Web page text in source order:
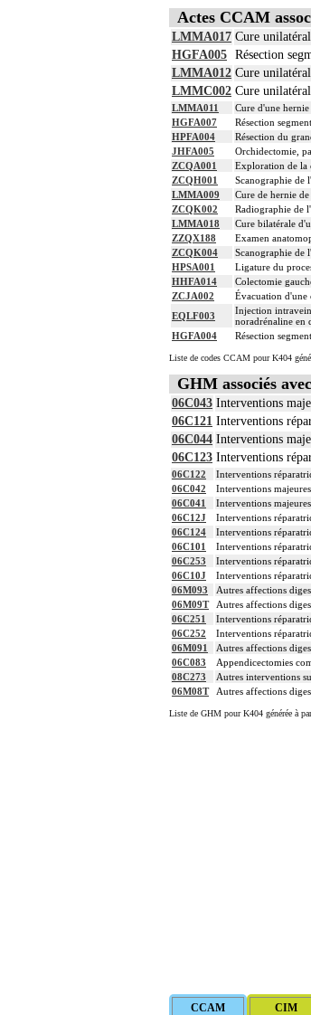
Actes CCAM
LMMA017 Cure
HGFA005 Résection
LMMA012 Cure
LMMC002 Cure
LMMA011
Cure d'une
HGFA007
Résection
HPFA004
Résection du
JHFA005
Orchidectomie,
ZCQA001
Exploration de la
ZCQH001
Scanographie de
LMMA009
Cure de hernie
ZCQK002
Radiographie de
LMMA018
Cure bilatérale
ZZQX188
Examen
ZCQK004
Scanographie de
HPSA001
Ligature du
HHFA014
Colectomie
ZCJA002
Évacuation
EQLF003
Injection
noradrénaline en
HGFA004
Résection
Liste de codes CCAM pour K404
GHM associés
06C043 Interventions
06C121 Interventions
06C044 Interventions
06C123 Interventions
06C122
Interventions
06C042
Interventions
06C041
Interventions
06C12J
Interventions
06C124
Interventions
06C101
Interventions
06C253
Interventions
06C10J
Interventions
06M093
Autres affections
06M09T
Autres affections
06C251
Interventions
06C252
Interventions
06M091
Autres affections
06C083
Appendicectomies
08C273
Autres interventions
06M08T
Autres affections
Liste de GHM pour K404 générée à